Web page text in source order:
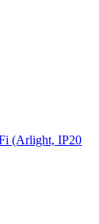
(Arlight, IP20